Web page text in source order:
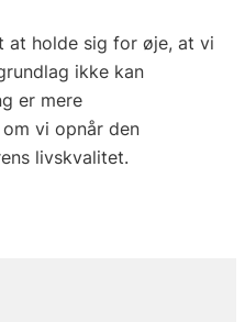
at holde sig for øje, at vi
ikke kan
er mere
vi opnår den
livskvalitet.